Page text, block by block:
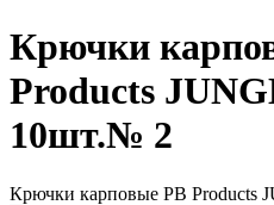
Крючки
Products
10шт.№ 2
Крючки карповые PB Products